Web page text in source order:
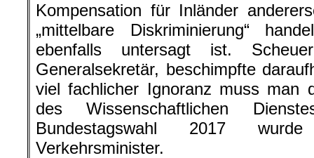
Kompensation für Inländer
„mittelbare Diskriminierung“
ebenfalls untersagt ist.
Generalsekretär, beschimpfte
viel fachlicher Ignoranz muss man
des Wissenschaftlichen
Bundestagswahl 2017
Verkehrsminister.